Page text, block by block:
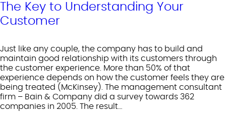
The Key to Understanding Your
Customer
Just like any couple, the company has to build and
maintain good relationship with its customers through
the customer experience. More than 50% of that
experience depends on how the customer feels they are
being treated (McKinsey). The management consultant
firm – Bain & Company did a survey towards 362
companies in 2005. The result…